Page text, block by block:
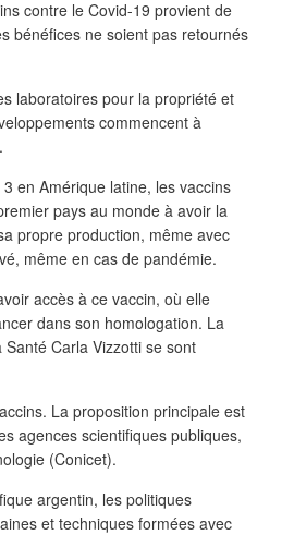
contre le Covid-19 provient de
bénéfices ne soient pas retournés
laboratoires pour la propriété et
commencent à
en Amérique latine, les vaccins
pays au monde à avoir la
propre production, même avec
même en cas de pandémie.
accès à ce vaccin, où elle
dans son homologation. La
Carla Vizzotti se sont
La proposition principale est
agences scientifiques publiques,
(Conicet).
argentin, les politiques
et techniques formées avec